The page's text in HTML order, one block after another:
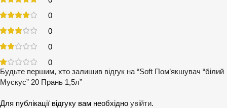
0
0
0
0
Будьте першим, хто залишив відгук на “Soft Пом’якшувач “білий
Мускус” 20 Прань 1,5л”
Для публікації відгуку вам необхідно увійти.